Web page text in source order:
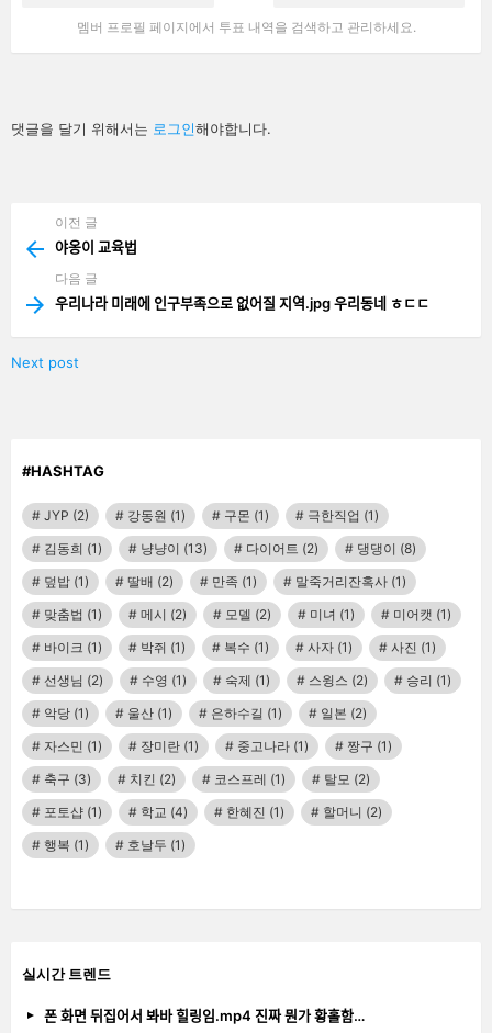
멤버 프로필 페이지에서 투표 내역을 검색하고 관리하세요.
답
글
댓글을 달기 위해서는 로그인해야합니다.
more
이전 글
야옹이 교육법
다음 글
우리나라 미래에 인구부족으로 없어질 지역.jpg 우리동네 ㅎㄷㄷ
Next post
#HASHTAG
JYP (2) 강동원 (1) 구몬 (1) 극한직업 (1)
김동희 (1) 냥냥이 (13) 다이어트 (2) 댕댕이 (8)
덮밥 (1) 딸배 (2) 만족 (1) 말죽거리잔혹사 (1)
맞춤법 (1) 메시 (2) 모델 (2) 미녀 (1) 미어캣 (1)
바이크 (1) 박쥐 (1) 복수 (1) 사자 (1) 사진 (1)
선생님 (2) 수영 (1) 숙제 (1) 스윙스 (2) 승리 (1)
악당 (1) 울산 (1) 은하수길 (1) 일본 (2)
자스민 (1) 장미란 (1) 중고나라 (1) 짱구 (1)
축구 (3) 치킨 (2) 코스프레 (1) 탈모 (2)
포토샵 (1) 학교 (4) 한혜진 (1) 할머니 (2)
행복 (1) 호날두 (1)
실시간 트렌드
폰 화면 뒤집어서 봐바 힐링임.mp4 진짜 뭔가 황홀함…